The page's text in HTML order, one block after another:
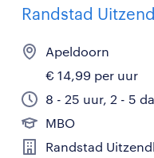
Randstad
Apeldoorn
€ 14,99 per uur
8 - 25 uur, 2 - 5
MBO
Randstad